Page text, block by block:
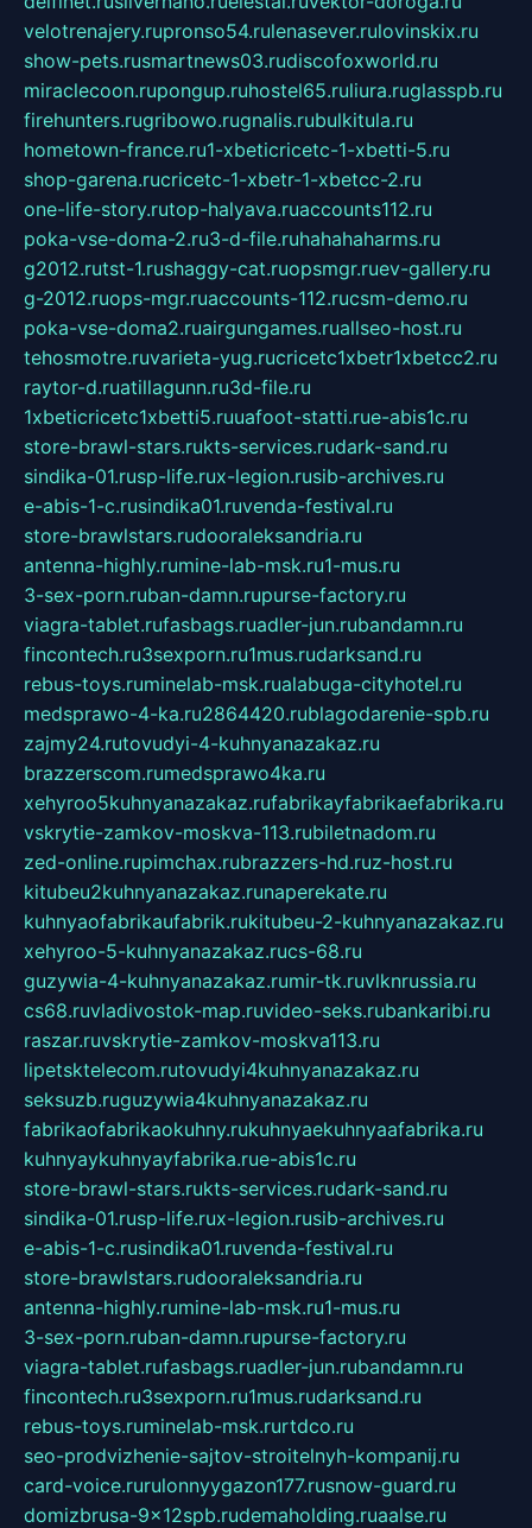
velotrenajery.rupronso54.rulenasever.rulovinskix.ru
show-pets.rusmartnews03.rudiscofoxworld.ru
miraclecoon.rupongup.ruhostel65.ruliura.ruglasspb.ru
firehunters.rugribowo.rugnalis.rubulkitula.ru
hometown-france.ru1-xbeticricetc-1-xbetti-5.ru
shop-garena.rucricetc-1-xbetr-1-xbetcc-2.ru
one-life-story.rutop-halyava.ruaccounts112.ru
poka-vse-doma-2.ru3-d-file.ruhahahaharms.ru
g2012.rutst-1.rushaggy-cat.ruopsmgr.ruev-gallery.ru
g-2012.ruops-mgr.ruaccounts-112.rucsm-demo.ru
poka-vse-doma2.ruairgungames.ruallseo-host.ru
tehosmotre.ruvarieta-yug.rucricetc1xbetr1xbetcc2.ru
raytor-d.ruatillagunn.ru3d-file.ru
1xbeticricetc1xbetti5.ruuafoot-statti.rue-abis1c.ru
store-brawl-stars.rukts-services.rudark-sand.ru
sindika-01.rusp-life.rux-legion.rusib-archives.ru
e-abis-1-c.rusindika01.ruvenda-festival.ru
store-brawlstars.rudooraleksandria.ru
antenna-highly.rumine-lab-msk.ru1-mus.ru
3-sex-porn.ruban-damn.rupurse-factory.ru
viagra-tablet.rufasbags.ruadler-jun.rubandamn.ru
fincontech.ru3sexporn.ru1mus.rudarksand.ru
rebus-toys.ruminelab-msk.rualabuga-cityhotel.ru
medsprawo-4-ka.ru2864420.rublagodarenie-spb.ru
zajmy24.rutovudyi-4-kuhnyanazakaz.ru
brazzerscom.rumedsprawo4ka.ru
xehyroo5kuhnyanazakaz.rufabrikayfabrikaefabrika.ru
vskrytie-zamkov-moskva-113.rubiletnadom.ru
zed-online.rupimchax.rubrazzers-hd.ruz-host.ru
kitubeu2kuhnyanazakaz.runaperekate.ru
kuhnyaofabrikaufabrik.rukitubeu-2-kuhnyanazakaz.ru
xehyroo-5-kuhnyanazakaz.rucs-68.ru
guzywia-4-kuhnyanazakaz.rumir-tk.ruvlknrussia.ru
cs68.ruvladivostok-map.ruvideo-seks.rubankaribi.ru
raszar.ruvskrytie-zamkov-moskva113.ru
lipetsktelecom.rutovudyi4kuhnyanazakaz.ru
seksuzb.ruguzywia4kuhnyanazakaz.ru
fabrikaofabrikaokuhny.rukuhnyaekuhnyaafabrika.ru
kuhnyaykuhnyayfabrika.rue-abis1c.ru
store-brawl-stars.rukts-services.rudark-sand.ru
sindika-01.rusp-life.rux-legion.rusib-archives.ru
e-abis-1-c.rusindika01.ruvenda-festival.ru
store-brawlstars.rudooraleksandria.ru
antenna-highly.rumine-lab-msk.ru1-mus.ru
3-sex-porn.ruban-damn.rupurse-factory.ru
viagra-tablet.rufasbags.ruadler-jun.rubandamn.ru
fincontech.ru3sexporn.ru1mus.rudarksand.ru
rebus-toys.ruminelab-msk.rurtdco.ru
seo-prodvizhenie-sajtov-stroitelnyh-kompanij.ru
card-voice.rurulonnyygazon177.rusnow-guard.ru
domizbrusa-9x12spb.rudemaholding.ruaalse.ru